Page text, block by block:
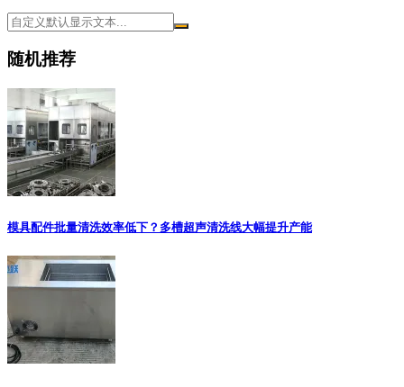
随机推荐
模具配件批量清洗效率低下？多槽超声清洗线大幅提升产能